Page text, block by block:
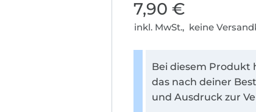
7,90 €
inkl. MwSt., keine
Bei diesem Produkt
das nach deiner
und Ausdruck zur